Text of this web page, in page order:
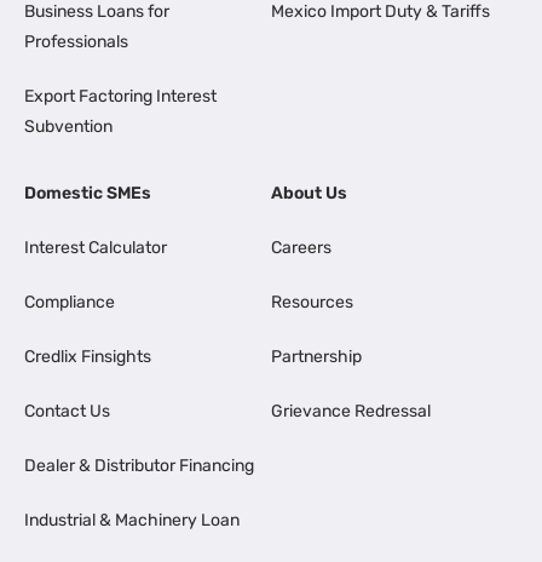
Business Loans for
Professionals
Export Factoring Interest
Subvention
Mexico Import Duty & Tariffs
Domestic SMEs
Interest Calculator
Compliance
Credlix Finsights
Contact Us
Dealer & Distributor Financing
Industrial & Machinery Loan
About Us
Careers
Resources
Partnership
Grievance Redressal